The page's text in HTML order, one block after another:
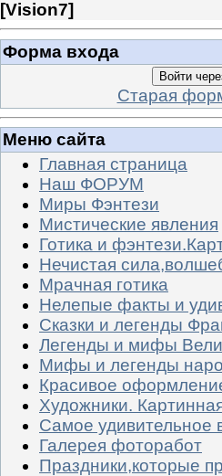
[Vision7]
Форма входа
Войти
Старая
Меню сайта
Главная страница
Наш ФОРУМ
Миры Фэнтези
Мистические явления
Готика и
Нечистая
Мрачная готика
Нелепые факты и
Сказки и легенды
Легенды и мифы
Мифы и легенды
Красивое
Художники.
Самое удивительное
Галерея фоторабот
Праздники,которые